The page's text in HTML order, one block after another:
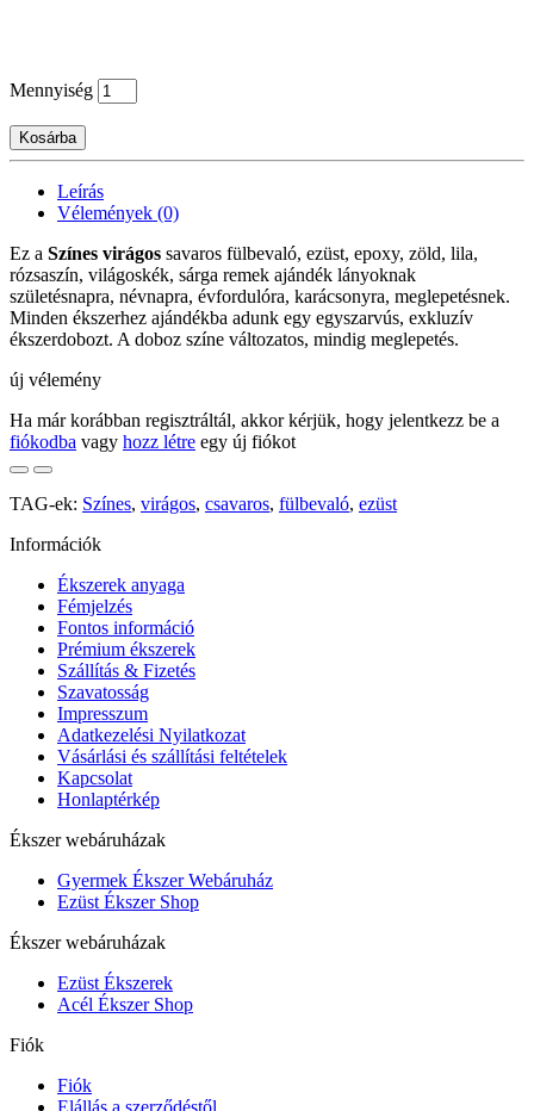
Mennyiség
Kosárba
Leírás
Vélemények (0)
Ez a Színes virágos savaros fülbevaló, ezüst, epoxy, zöld, lila,
rózsaszín, világoskék, sárga remek ajándék lányoknak
születésnapra, névnapra, évfordulóra, karácsonyra, meglepetésnek.
Minden ékszerhez ajándékba adunk egy egyszarvús, exkluzív
ékszerdobozt. A doboz színe változatos, mindig meglepetés.
új vélemény
Ha már korábban regisztráltál, akkor kérjük, hogy jelentkezz be a
fiókodba vagy hozz létre egy új fiókot
TAG-ek: Színes, virágos, csavaros, fülbevaló, ezüst
Információk
Ékszerek anyaga
Fémjelzés
Fontos információ
Prémium ékszerek
Szállítás & Fizetés
Szavatosság
Impresszum
Adatkezelési Nyilatkozat
Vásárlási és szállítási feltételek
Kapcsolat
Honlaptérkép
Ékszer webáruházak
Gyermek Ékszer Webáruház
Ezüst Ékszer Shop
Ékszer webáruházak
Ezüst Ékszerek
Acél Ékszer Shop
Fiók
Fiók